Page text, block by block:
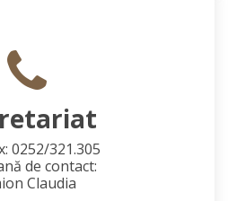
0252/321.305
de contact:
Claudia